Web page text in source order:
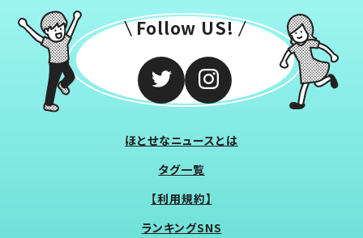
Follow US!
ほとせなニュースとは
タグ一覧
【利用規約】
ランキングSNS